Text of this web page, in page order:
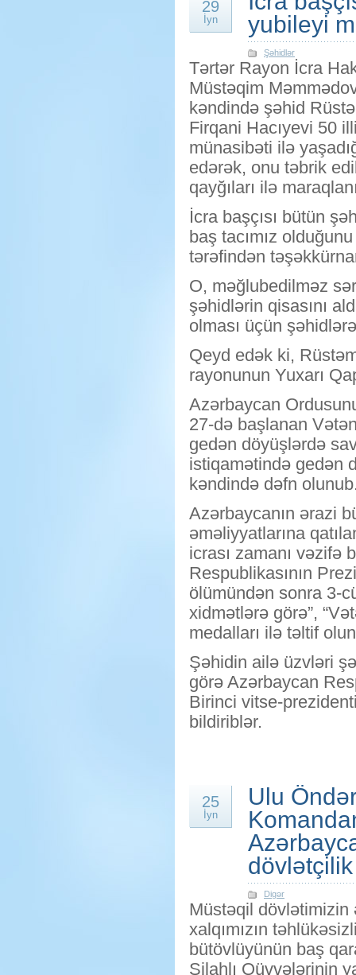
29
İyn
yubileyi
Şəhidlər
Tərtər Rayon İcra
Müstəqim
kəndində şəhid
Firqani Hacıyevi 50
münasibəti ilə
edərək, onu təbrik
qayğıları ilə
İcra başçısı bütün
baş tacımız
tərəfindən
O, məğlubedilməz
şəhidlərin qisasını
olması üçün
Qeyd edək ki,
rayonunun Yuxarı
Azərbaycan
27-də başlanan
gedən döyüşlərdə
istiqamətində gedən
kəndində dəfn
Azərbaycanın ərazi
əməliyyatlarına
icrası zamanı vəzifə
Respublikasının
ölümündən sonra 3-
xidmətlərə görə”,
medalları ilə təltif
Şəhidin ailə üzvləri
görə Azərbaycan
Birinci vitse-
bildiriblər.
25
İyn
Ulu
Digər
Müstəqil dövlətimizin
xalqımızın
bütövlüyünün baş
Silahlı Qüvvələrinin